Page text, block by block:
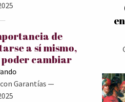
de
a sí mismo,
cambiar
Garantías —